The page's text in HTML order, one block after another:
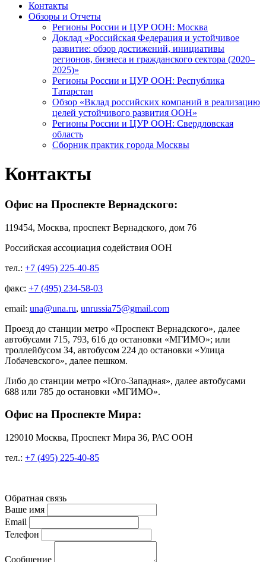
Контакты
Обзоры и Отчеты
Регионы России и ЦУР ООН: Москва
Доклад «Российская Федерация и устойчивое
развитие: обзор достижений, инициативы
регионов, бизнеса и гражданского сектора (2020–
2025)»
Регионы России и ЦУР ООН: Республика
Татарстан
Обзор «Вклад российских компаний в реализацию
целей устойчивого развития ООН»
Регионы России и ЦУР ООН: Свердловская
область
Сборник практик города Москвы
Контакты
Офис на Проспекте Вернадского:
119454, Москва, проспект Вернадского, дом 76
Российская ассоциация содействия ООН
тел.: +7 (495) 225-40-85
факс: +7 (495) 234-58-03
email: una@una.ru, unrussia75@gmail.com
Проезд до станции метро «Проспект Вернадского», далее
автобусами 715, 793, 616 до остановки «МГИМО»; или
троллейбусом 34, автобусом 224 до остановки «Улица
Лобачевского», далее пешком.
Либо до станции метро «Юго-Западная», далее автобусами
688 или 785 до остановки «МГИМО».
Офис на Проспекте Мира:
129010 Москва, Проспект Мира 36, РАС ООН
тел.: +7 (495) 225-40-85
Обратная связь
Ваше имя
Email
Телефон
Сообщение